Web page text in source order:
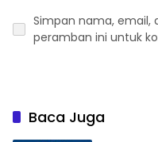
Simpan nama, email,
peramban ini untuk
Baca Juga